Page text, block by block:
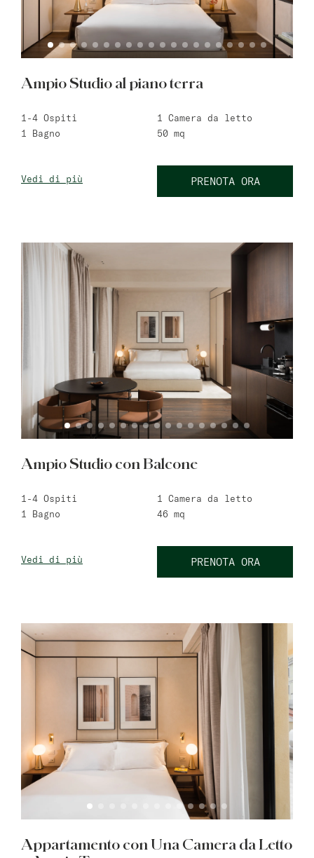
Ampio Studio al piano terra
1-4 Ospiti 1
Camera da letto
1
Bagno 50 mq
Vedi di più PRENOTA ORA
Ampio Studio con Balcone
1-4 Ospiti 1
Camera da letto
1
Bagno 46 mq
Vedi di più PRENOTA ORA
Appartamento con Una Camera da Letto